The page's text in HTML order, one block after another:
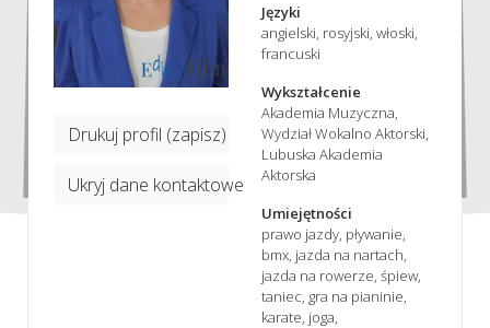
Drukuj profil (zapisz)
Ukryj dane kontaktowe
Języki
angielski, rosyjski, włoski,
francuski
Wykształcenie
Akademia Muzyczna,
Wydział Wokalno Aktorski,
Lubuska Akademia
Aktorska
Umiejętności
prawo jazdy, pływanie,
bmx, jazda na nartach,
jazda na rowerze, śpiew,
taniec, gra na pianinie,
karate, joga,